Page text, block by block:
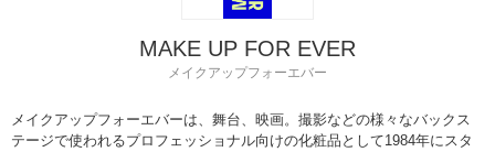
MAKE UP FOR EVER
メイクアップフォーエバー
メイクアップフォーエバーは、舞台、映画。撮影などの様々なバックス
テージで使われるプロフェッショナル向けの化粧品として1984年にスタ